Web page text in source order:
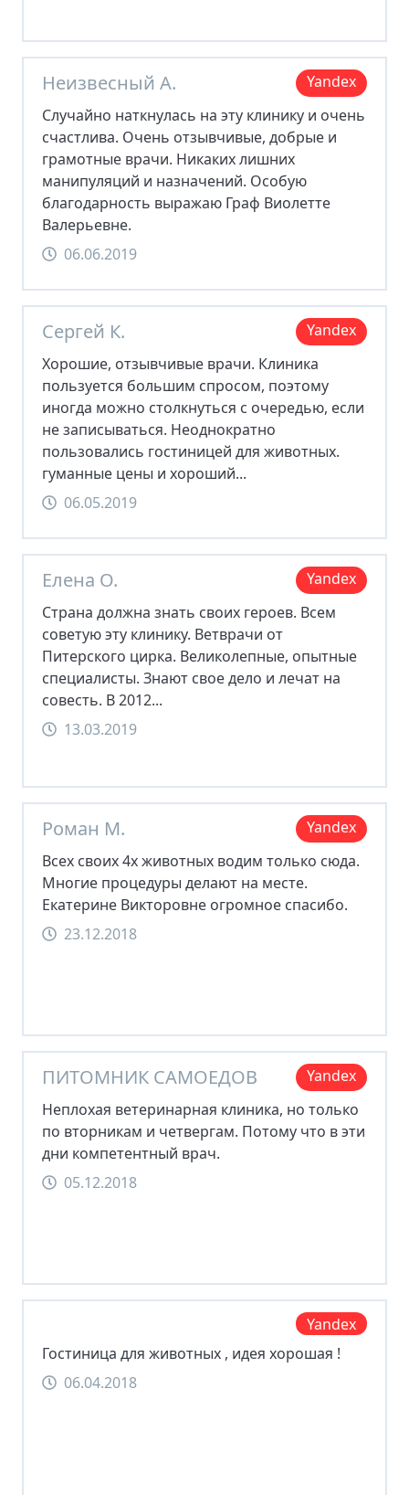
Неизвесный А.
Yandex
Случайно наткнулась на эту клинику и очень
счастлива. Очень отзывчивые, добрые и
грамотные врачи. Никаких лишних
манипуляций и назначений. Особую
благодарность выражаю Граф Виолетте
Валерьевне.
06.06.2019
Сергей К.
Yandex
Хорошие, отзывчивые врачи. Клиника
пользуется большим спросом, поэтому
иногда можно столкнуться с очередью, если
не записываться. Неоднократно
пользовались гостиницей для животных.
гуманные цены и хороший...
06.05.2019
Елена О.
Yandex
Страна должна знать своих героев. Всем
советую эту клинику. Ветврачи от
Питерского цирка. Великолепные, опытные
специалисты. Знают свое дело и лечат на
совесть. В 2012...
13.03.2019
Роман М.
Yandex
Всех своих 4х животных водим только сюда.
Многие процедуры делают на месте.
Екатерине Викторовне огромное спасибо.
23.12.2018
ПИТОМНИК САМОЕДОВ
Yandex
Неплохая ветеринарная клиника, но только
по вторникам и четвергам. Потому что в эти
дни компетентный врач.
05.12.2018
Yandex
Гостиница для животных , идея хорошая !
06.04.2018